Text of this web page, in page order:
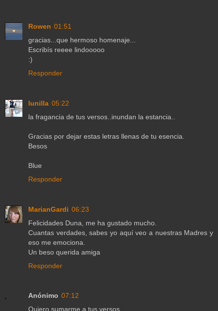
Rowen 01:51
gracias...que hermoso homenaje...
Escribís reeee lindooooo
:)
Responder
lunilla 05:22
la fragancia de tus versos..inundan la estancia..
Gracias por dejar estas letras llenas de tu esencia.
Besos
Blue
Responder
MarianGardi 06:23
Felicidades Duna, me ha gustado mucho.
Cuantas verdades, sabes yo aquí veo a nuestras Madres y
eso me emociona.
Un beso querida amiga
Responder
Anónimo 07:12
Quiero sumarme a tus versos